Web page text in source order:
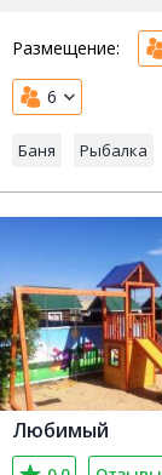
Размещение:
6
Баня Рыбалка
Любимый